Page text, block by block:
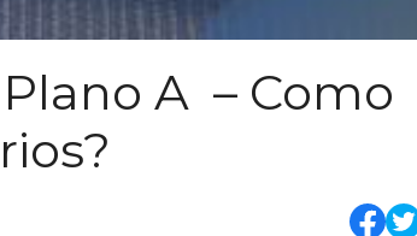
A – Como